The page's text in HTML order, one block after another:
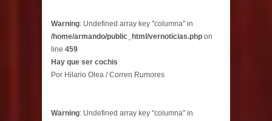
Warning: Undefined array key "columna" in
/home/armando/public_html/vernoticias.php on
line 459
Hay que ser cochis
Por Hilario Olea / Corren Rumores
Warning: Undefined array key "columna" in